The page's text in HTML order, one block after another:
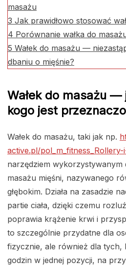
masażu
3 Jak prawidłowo stosować
4 Porównanie wałka do
5 Wałek do masażu —
dbaniu o mięśnie?
Wałek do masażu —
kogo jest
Wałek do masażu, taki jak np.
active.pl/
narzędziem wykorzystywanym
masażu mięśni, nazywanego
głębokim. Działa na zasadzie
partie ciała, dzięki czemu
poprawia krążenie krwi i
to szczególnie przydatne dla
fizycznie, ale również dla tych,
godzin w jednej pozycji, na